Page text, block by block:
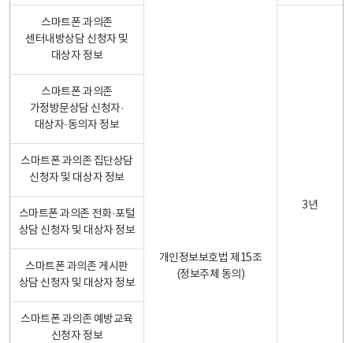
개인정보보호법 제15조
(정보주체 동의)
스마트폰 과의존
센터내방상담 신청자 및
대상자 정보
3년
스마트폰 과의존
가정방문상담 신청자·
대상자·동의자 정보
스마트폰 과의존 집단상담
신청자 및 대상자 정보
스마트폰 과의존 전화·포털
상담 신청자 및 대상자 정보
스마트폰 과의존 게시판
상담 신청자 및 대상자 정보
스마트폰 과의존 예방교육
신청자 정보